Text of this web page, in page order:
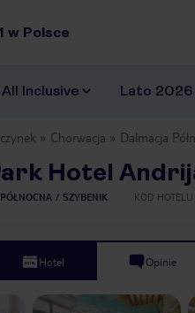
w Polsce
All Inclusive Lato 2026
Chorwacja Dalmacja
Hotel
SZYBENIK KOD HOTELU
Hotel Opinie